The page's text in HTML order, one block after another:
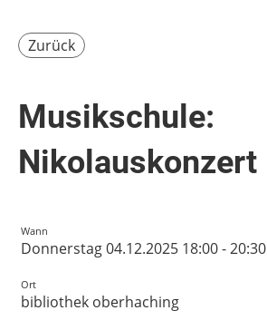
Zurück
Musikschule:
Nikolauskonzert
Wann
Donnerstag 04.12.2025 18:00 - 20:30
Ort
bibliothek oberhaching